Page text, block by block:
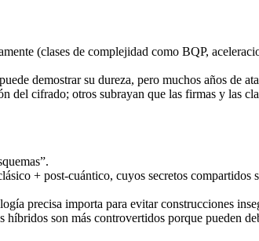
(clases de complejidad como BQP,
demostrar su dureza, pero muchos años de
del cifrado; otros subrayan que las firmas y las
+ post-cuántico, cuyos secretos
precisa importa para evitar construcciones
son más controvertidos porque pueden